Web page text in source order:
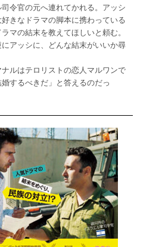
令官の元へ連れてかれる。アッシ
きなドラマの脚本に携わっている
マの結末を教えてほしいと頼む。
アッシに、どんな結末がいいか尋
ルはテロリストの恋人マルワンで
するべきだ」と答えるのだっ